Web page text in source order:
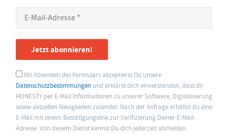
Jetzt abonnieren!
Mit Absenden des Formulars akzeptierst Du unsere
Datenschutzbestimmungen und erklärst dich einverstanden, dass dir
HONESTY per E-Mail Informationen zu unserer Software, Digitalisierung
sowie aktuellen Neuigkeiten zusendet. Nach der Anfrage erhältst du eine
E-Mail mit einem Bestätigungslink zur Verifizierung Deiner E-Mail-
Adresse. Von diesem Dienst kannst Du dich jederzeit abmelden.